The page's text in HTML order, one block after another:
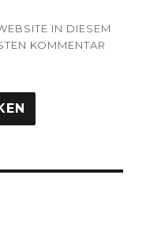
IN DIESEM
KOMMENTAR